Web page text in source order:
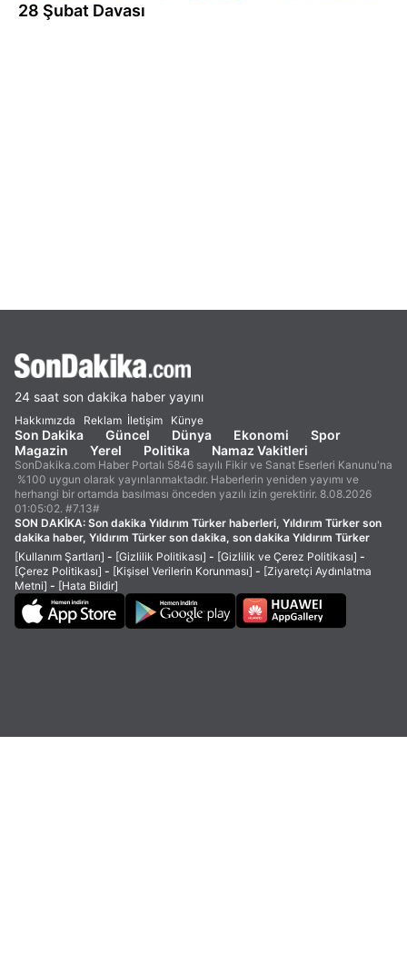
28 Şubat Davası
24 saat son dakika haber yayını
Hakkımızda Reklam İletişim Künye
Son Dakika Güncel Dünya Ekonomi
Spor
Magazin
Yerel Politika Namaz Vakitleri
SonDakika.com Haber Portalı 5846 sayılı Fikir ve Sanat Eserleri Kanunu'na
%100 uygun olarak yayınlanmaktadır. Haberlerin yeniden yayımı ve
herhangi bir ortamda basılması önceden yazılı izin gerektirir. 8.08.2026
01:05:02. #7.13#
SON DAKİKA: Son dakika Yıldırım Türker haberleri, Yıldırım Türker son
dakika haber, Yıldırım Türker son dakika, son dakika Yıldırım Türker
[Kullanım Şartları] - [Gizlilik Politikası] - [Gizlilik ve Çerez Politikası] -
[Çerez Politikası] - [Kişisel Verilerin Korunması] - [Ziyaretçi Aydınlatma
Metni] - [Hata Bildir]